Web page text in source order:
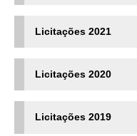
Licitações 2021
Licitações 2020
Licitações2019